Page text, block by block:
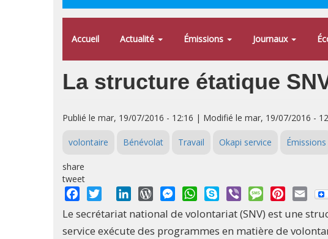
Accueil Actualité Émissions Journaux
La structure étatique
Publié le mar, 19/07/2016 - 12:16 | Modifié le mar, 19/07/2016 -
volontaire Bénévolat Travail Okapi service Émissions
share
tweet
Facebook
Twitter LinkedInWordPressMessengerWhatsApp
Skype Viber MessagePinterest
Le secrétariat national de volontariat (SNV) est une
service exécute des programmes en matière de